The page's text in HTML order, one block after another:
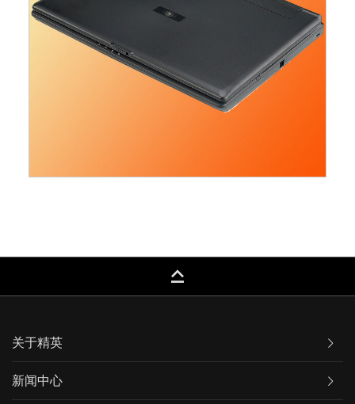
keyboard_capslock
关于精英
新闻中心